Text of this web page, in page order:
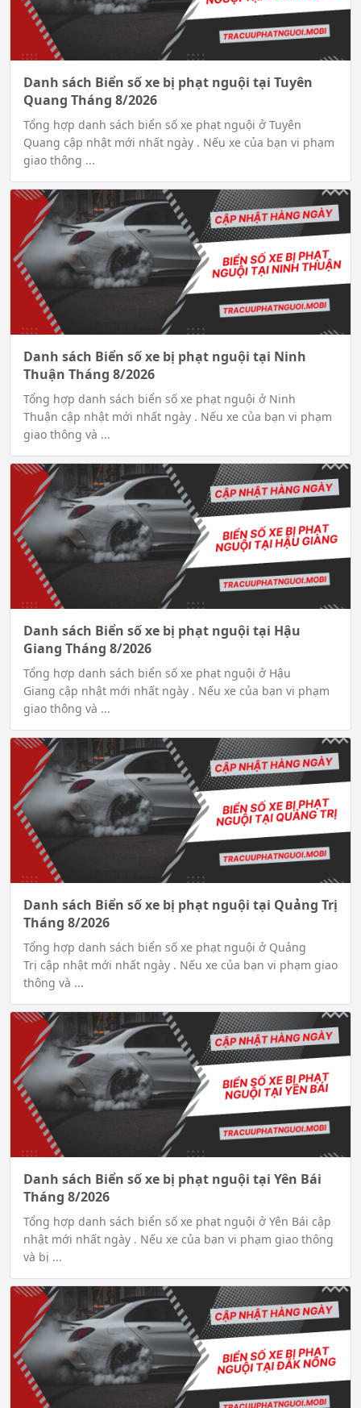
Danh sách Biển số xe bị phạt nguội tại Tuyên
Quang Tháng 8/2026
Tổng hợp danh sách biển số xe phạt nguội ở Tuyên
Quang cập nhật mới nhất ngày . Nếu xe của bạn vi phạm
giao thông ...
Danh sách Biển số xe bị phạt nguội tại Ninh
Thuận Tháng 8/2026
Tổng hợp danh sách biển số xe phạt nguội ở Ninh
Thuận cập nhật mới nhất ngày . Nếu xe của bạn vi phạm
giao thông và ...
Danh sách Biển số xe bị phạt nguội tại Hậu
Giang Tháng 8/2026
Tổng hợp danh sách biển số xe phạt nguội ở Hậu
Giang cập nhật mới nhất ngày . Nếu xe của bạn vi phạm
giao thông và ...
Danh sách Biển số xe bị phạt nguội tại Quảng Trị
Tháng 8/2026
Tổng hợp danh sách biển số xe phạt nguội ở Quảng
Trị cập nhật mới nhất ngày . Nếu xe của bạn vi phạm giao
thông và ...
Danh sách Biển số xe bị phạt nguội tại Yên Bái
Tháng 8/2026
Tổng hợp danh sách biển số xe phạt nguội ở Yên Bái cập
nhật mới nhất ngày . Nếu xe của bạn vi phạm giao thông
và bị ...